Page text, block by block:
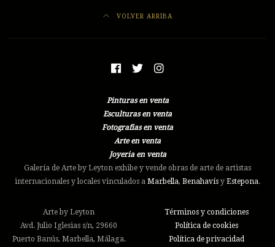
VOLVER ARRIBA
Pinturas en venta
Esculturas en venta
Fotografias en venta
Arte en venta
Joyeria en venta
Galería de Arte by Leyton exhibe y vende obras de arte de artistas
internacionales y locales vinculados a Marbella, Benahavís y Estepona.
Arte by Leyton
Avd. Julio Iglesias s/n, 29660
Puerto Banús, Marbella, Málaga.
Términos y condiciones
Política de cookies
Política de privacidad